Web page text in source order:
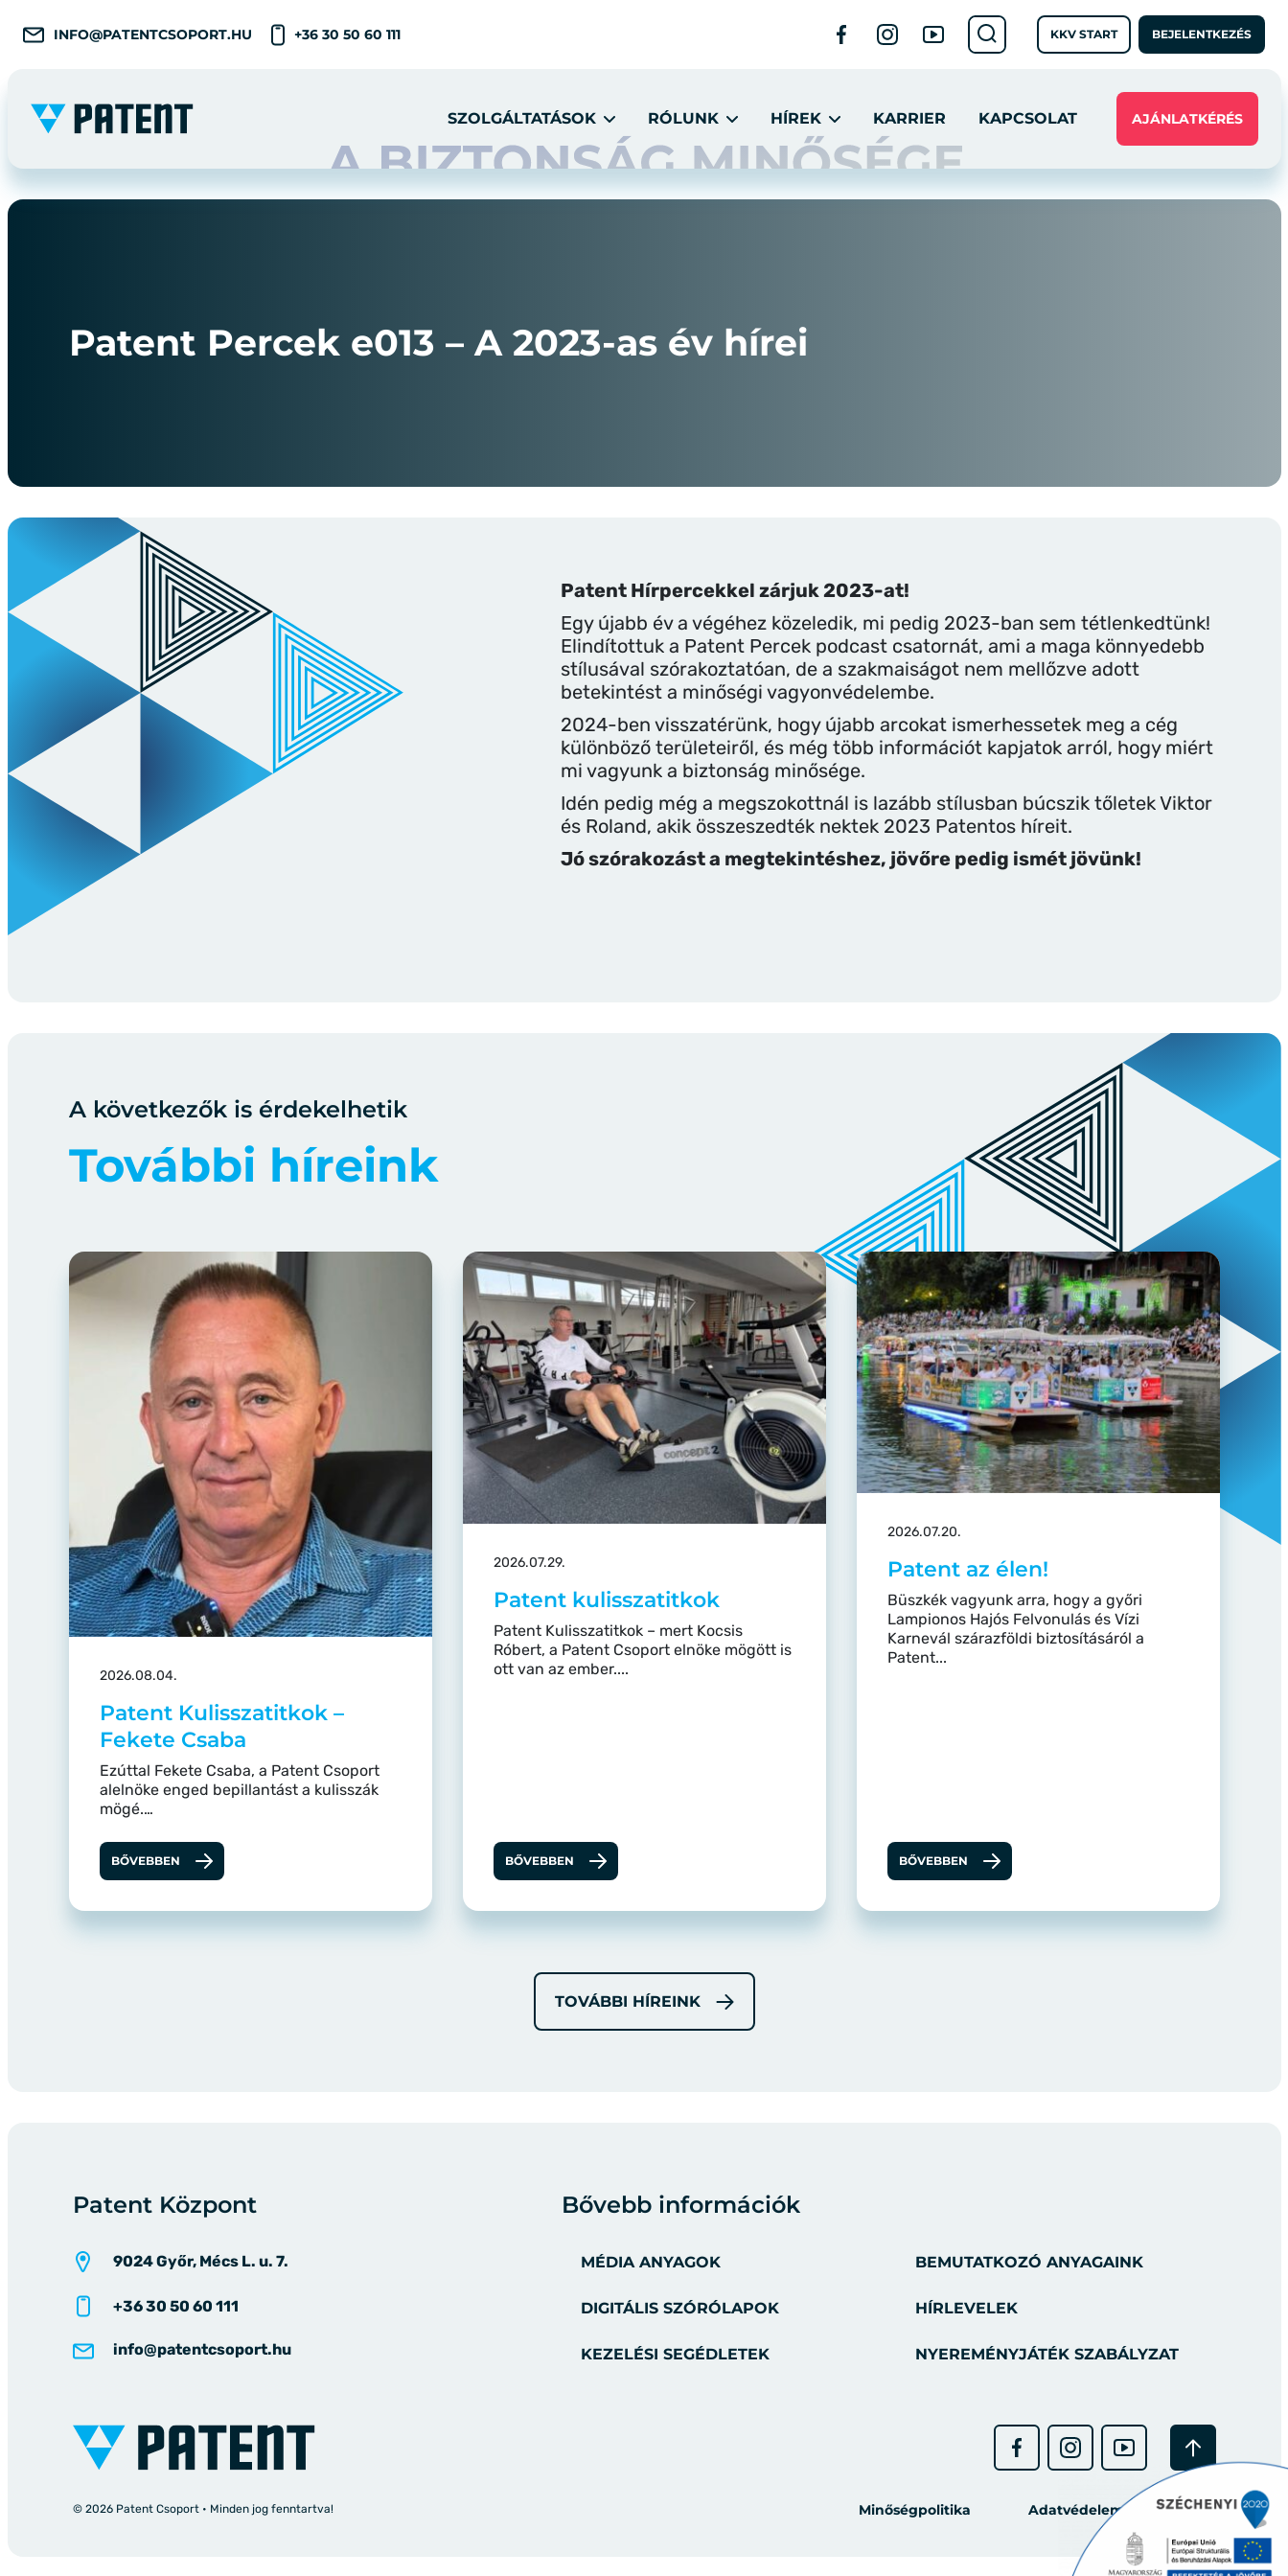
INFO@PATENTCSOPORT.HU +36 30 50 60 111 KKV START BEJELENTKEZÉS
SZOLGÁLTATÁSOK RÓLUNK HÍREK KARRIER KAPCSOLAT AJÁNLATKÉRÉS
Patent Percek e013 – A 2023-as év hírei
Patent Hírpercekkel zárjuk 2023-at!
Egy újabb év a végéhez közeledik, mi pedig 2023-ban sem tétlenkedtünk!
Elindítottuk a Patent Percek podcast csatornát, ami a maga könnyedebb
stílusával szórakoztatóan, de a szakmaiságot nem mellőzve adott
betekintést a minőségi vagyonvédelembe.
2024-ben visszatérünk, hogy újabb arcokat ismerhessetek meg a cég
különböző területeiről, és még több információt kapjatok arról, hogy miért
mi vagyunk a biztonság minősége.
Idén pedig még a megszokottnál is lazább stílusban búcszik tőletek Viktor
és Roland, akik összeszedték nektek 2023 Patentos híreit.
Jó szórakozást a megtekintéshez, jövőre pedig ismét jövünk!
A következők is érdekelhetik
További híreink
2026.08.04.
Patent Kulisszatitkok –
Fekete Csaba
Ezúttal Fekete Csaba, a Patent Csoport
alelnöke enged bepillantást a kulisszák
mögé.…
BŐVEBBEN
2026.07.29.
Patent kulisszatitkok
Patent Kulisszatitkok – mert Kocsis
Róbert, a Patent Csoport elnöke mögött is
ott van az ember....
BŐVEBBEN
2026.07.20.
Patent az élen!
Büszkék vagyunk arra, hogy a győri
Lampionos Hajós Felvonulás és Vízi
Karnevál szárazföldi biztosításáról a
Patent...
BŐVEBBEN
TOVÁBBI HÍREINK
Patent Központ
9024 Győr, Mécs L. u. 7.
+36 30 50 60 111
info@patentcsoport.hu
Bővebb információk
MÉDIA ANYAGOK
DIGITÁLIS SZÓRÓLAPOK
KEZELÉSI SEGÉDLETEK
BEMUTATKOZÓ ANYAGAINK
HÍRLEVELEK
NYEREMÉNYJÁTÉK SZABÁLYZAT
© 2026 Patent Csoport • Minden jog fenntartva! Minőségpolitika Adatvédelem GYIK